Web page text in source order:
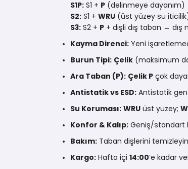
S1P: S1 + P (delinmeye
S2: S1 + WRU (üst yüzey su
S3: S2 + P + dişli dış taban → dış
Kayma Direnci: Yeni
Burun Tipi: Çelik (maksimum
Ara Taban (P): Çelik P çok
Antistatik vs ESD: Antistatik
Su Koruması: WRU üst yüzey;
Konfor & Kalıp: Geniş/standart
Bakım: Taban dişlerini
Kargo: Hafta içi 14:00’e kadar